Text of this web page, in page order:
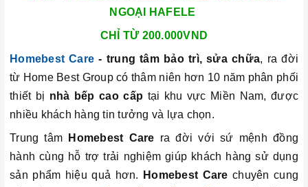
NGOẠI
HAFELE
CHỈ TỪ 200.000VND
Homebest Care - trung tâm bảo trì, sửa chữa, ra đời
từ Home Best Group có thâm niên hơn 10 năm phân phối
thiết bị nhà bếp cao cấp tại khu vực Miền Nam, được
nhiều khách hàng tin tưởng và lựa chọn.
Trung tâm
Homebest Care ra đời với sứ mệnh đồng
hành cùng hỗ trợ trải nghiệm giúp khách hàng sử dụng
sản phẩm hiệu quả hơn.
Homebest Care chuyên cung